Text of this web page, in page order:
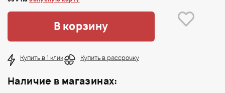
В корзину
Купить в 1 клик Купить в рассрочку
Наличие в магазинах: